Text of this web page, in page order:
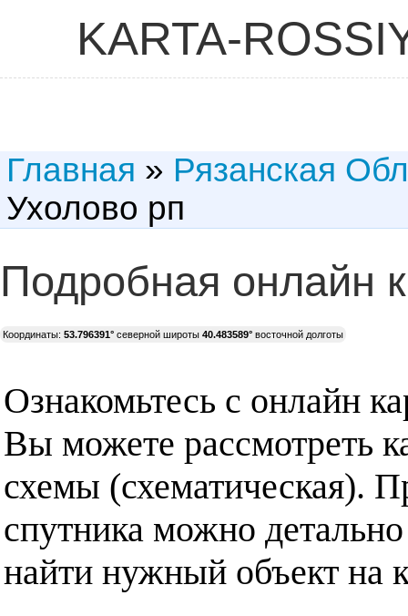
KARTA-
Главная » Рязанская
Ухолово рп
Подробная онлайн
Координаты: 53.796391° северной широты 40.483589° восточной долготы
Ознакомьтесь с онлайн
Вы можете рассмотреть
схемы (схематическая).
спутника можно
найти нужный объект на